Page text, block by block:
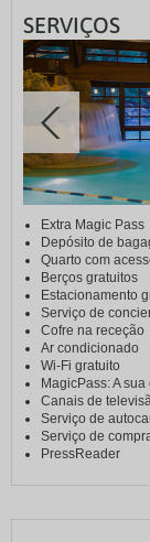
SERVIÇOS
Extra Magic Pass
Depósito de
Quarto com
Berços gratuitos
Estacionamento
Serviço de
Cofre na receção
Ar condicionado
Wi-Fi gratuito
MagicPass: A
Canais de
Serviço de
Serviço de
PressReader